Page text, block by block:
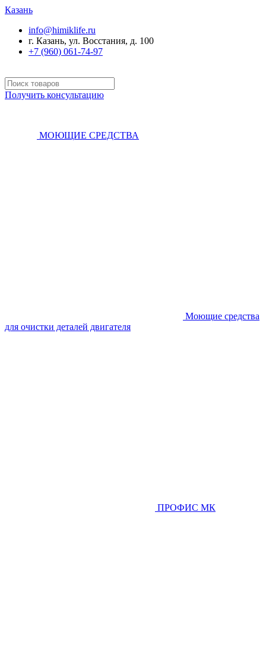
Казань
info@himiklife.ru
г. Казань, ул. Восстания, д. 100
+7 (960) 061-74-97
Получить консультацию
МОЮЩИЕ СРЕДСТВА
Моющие средства
для очистки деталей двигателя
ПРОФИС МК